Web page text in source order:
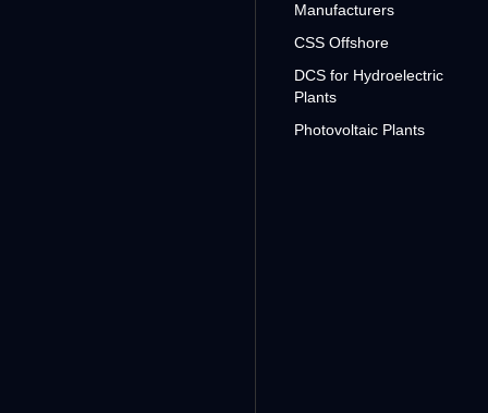
Manufacturers
CSS Offshore
DCS for Hydroelectric
Plants
Photovoltaic Plants